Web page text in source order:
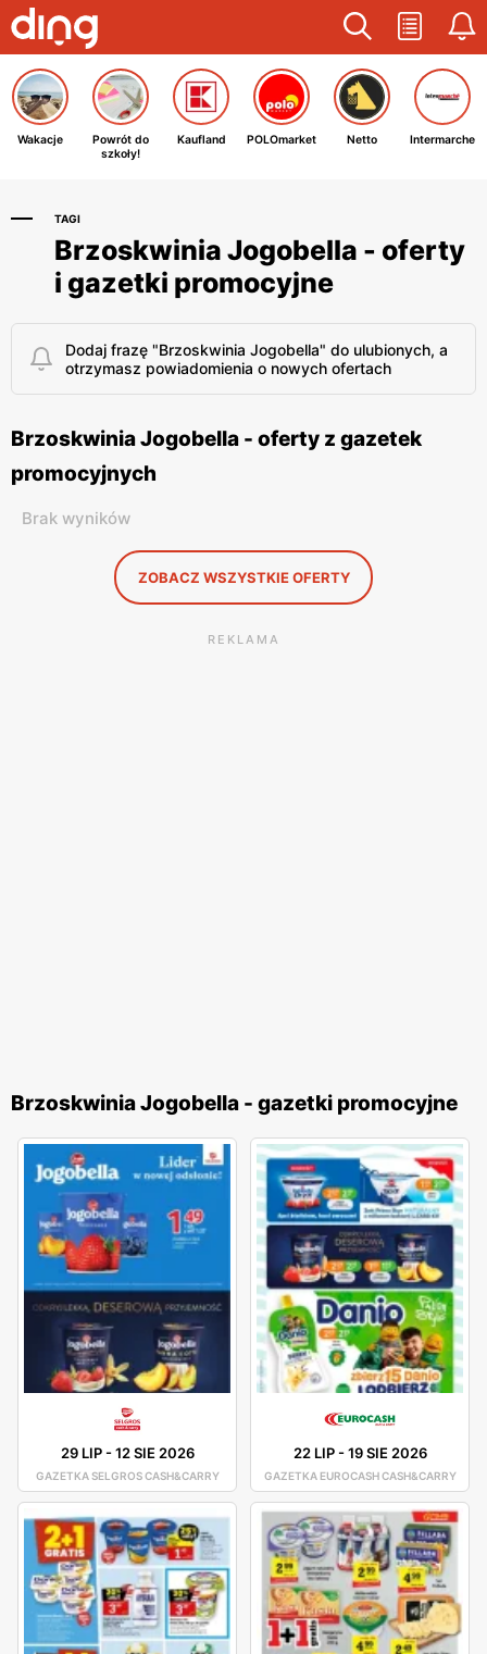
Wakacje
Powrót do
szkoły!
Kaufland POLOmarket Netto Intermarche
TAGI
Brzoskwinia Jogobella - oferty
i gazetki promocyjne
Dodaj frazę "Brzoskwinia Jogobella" do ulubionych, a
otrzymasz powiadomienia o nowych ofertach
Brzoskwinia Jogobella - oferty z gazetek
promocyjnych
Brak wyników
ZOBACZ WSZYSTKIE OFERTY
REKLAMA
Brzoskwinia Jogobella - gazetki promocyjne
29 LIP-12 SIE 2026
GAZETKA SELGROS CASH&CARRY
22 LIP-19 SIE 2026
GAZETKA EUROCASH CASH&CARRY